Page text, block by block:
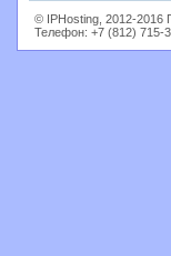
© IPHosting, 2012-2016
Телефон: +7 (812) 715-